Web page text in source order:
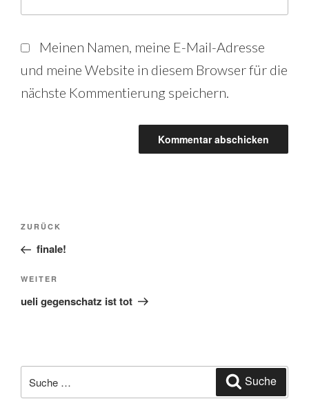
Meinen Namen, meine E-Mail-Adresse
und meine Website in diesem Browser für die
nächste Kommentierung speichern.
Beitrags-
Navigation
Vorheriger
Beitrag
ZURÜCK
finale!
Nächster
Beitrag
WEITER
ueli gegenschatz ist tot
nach:
Suche